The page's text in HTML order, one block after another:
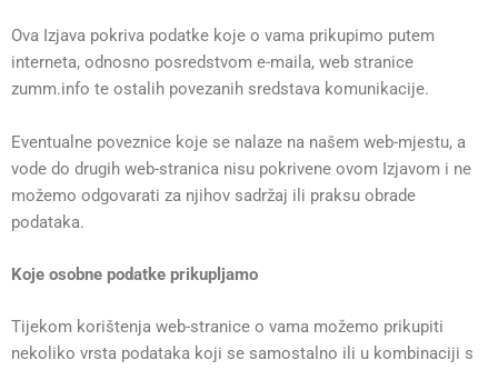
Ova Izjava pokriva podatke koje o vama prikupimo putem
interneta, odnosno posredstvom e-maila, web stranice
zumm.info te ostalih povezanih sredstava komunikacije.
Eventualne poveznice koje se nalaze na našem web-mjestu, a
vode do drugih web-stranica nisu pokrivene ovom Izjavom i ne
možemo odgovarati za njihov sadržaj ili praksu obrade
podataka.
Koje osobne podatke prikupljamo
Tijekom korištenja web-stranice o vama možemo prikupiti
nekoliko vrsta podataka koji se samostalno ili u kombinaciji s